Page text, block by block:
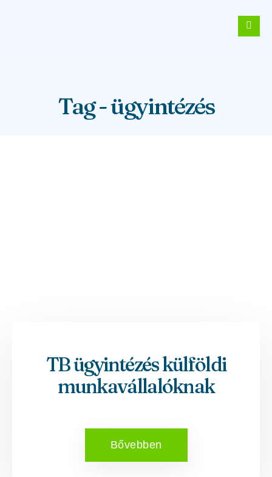
Tag - ügyintézés
TB ügyintézés külföldi
munkavállalóknak
Bővebben